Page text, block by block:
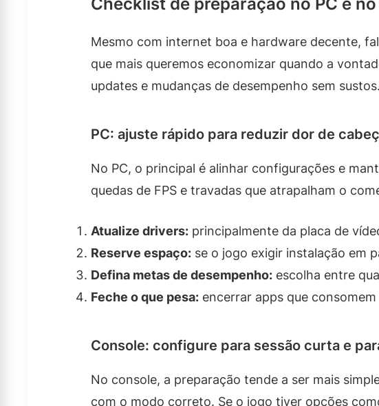
Mesmo com internet boa e hardware decente,
que mais queremos economizar quando a
updates e mudanças de desempenho sem sustos.
PC: ajuste rápido para reduzir dor de
No PC, o principal é alinhar configurações e
quedas de FPS e travadas que atrapalham o
Atualize drivers: principalmente da placa de
Reserve espaço: se o jogo exigir instalação em
Defina metas de desempenho: escolha entre
Feche o que pesa: encerrar apps que
Console: configure para sessão curta e
No console, a preparação tende a ser mais
com o modo correto. Se o jogo tiver opções